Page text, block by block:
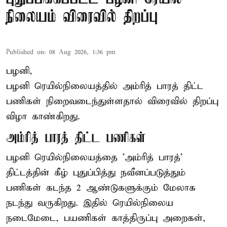
நிலையம் விரைவில் திறப்பு
Published on: 08 Aug 2026, 1:36 pm
பழனி,
பழனி ரெயில்நிலையத்தில் அம்ரித் பாரத் திட்ட
பணிகள் நிறைவடைந்துள்ளதால் விரைவில் திறப்பு
விழா காண்கிறது.
அம்ரித் பாரத் திட்ட பணிகள்
பழனி ரெயில்நிலையத்தை 'அம்ரித் பாரத்'
திட்டத்தின் கீழ் புதுப்பித்து நவீனப்படுத்தும்
பணிகள் கடந்த 2 ஆண்டுகளுக்கும் மேலாக
நடந்து வருகிறது. இதில் ரெயில்நிலைய
நடைமேடை, பயணிகள் காத்திருப்பு அறைகள்,